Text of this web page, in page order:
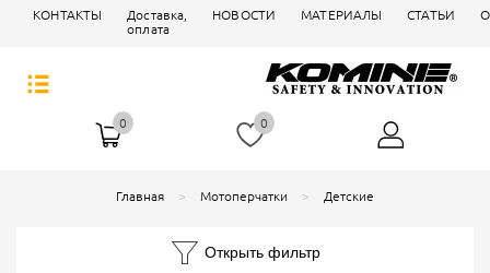
КОНТАКТЫ
Доставка,
оплата
НОВОСТИ МАТЕРИАЛЫ СТАТЬИ
0 0
Главная Мотоперчатки Детские
Открыть фильтр